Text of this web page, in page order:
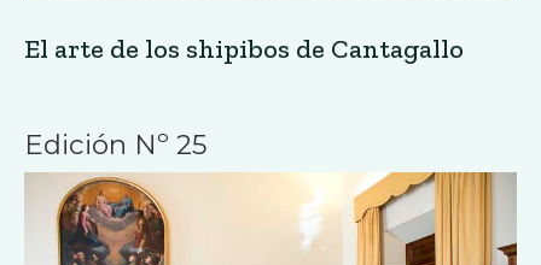
El arte de los shipibos de Cantagallo
Edición Nº 25